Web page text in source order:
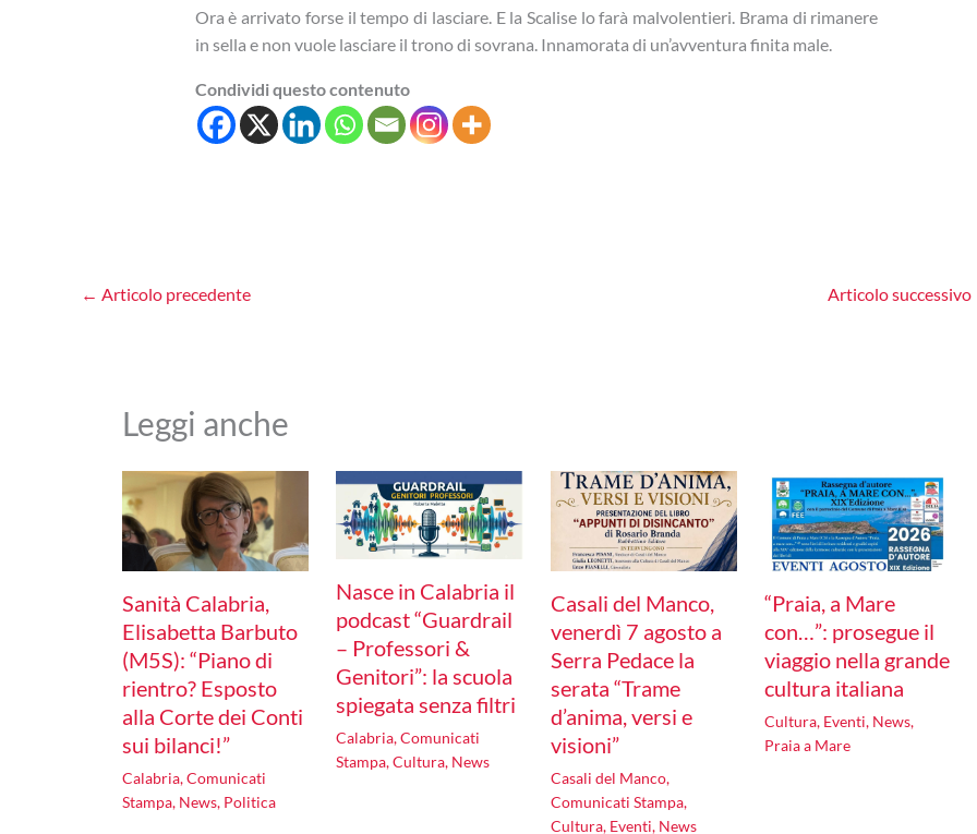
Ora è arrivato forse il tempo di lasciare. E la Scalise lo farà malvolentieri. Brama di rimanere
in sella e non vuole lasciare il trono di sovrana. Innamorata di un’avventura finita male.
Condividi questo contenuto
← Articolo precedente Articolo successivo
Leggi anche
Sanità Calabria,
Elisabetta Barbuto
(M5S): “Piano di
rientro? Esposto
alla Corte dei Conti
sui bilanci!”
Calabria,Comunicati
Stampa, News, Politica
Nasce in Calabria il
podcast “Guardrail
– Professori &
Genitori”: la scuola
spiegata senza filtri
Calabria,Comunicati
Stampa,Cultura, News
Casali del Manco,
venerdì 7 agosto a
Serra Pedace la
serata “Trame
d’anima, versi e
visioni”
Casali del Manco,
Comunicati Stampa,
Cultura, Eventi, News
“Praia, a Mare
con…”: prosegue il
viaggio nella grande
cultura italiana
Cultura, Eventi, News,
Praia a Mare